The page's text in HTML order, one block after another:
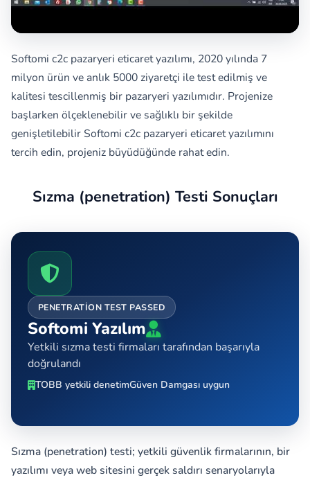
Softomi c2c pazaryeri eticaret yazılımı, 2020 yılında 7
milyon ürün ve anlık 5000 ziyaretçi ile test edilmiş ve
kalitesi tescillenmiş bir pazaryeri yazılımıdır. Projenize
başlarken ölçeklenebilir ve sağlıklı bir şekilde
genişletilebilir Softomi c2c pazaryeri eticaret yazılımını
tercih edin, projeniz büyüdüğünde rahat edin.
Sızma (penetration) Testi Sonuçları
PENETRATION TEST PASSED
Softomi Yazılım
Yetkili sızma testi firmaları tarafından başarıyla
doğrulandı
TOBB yetkili denetimGüven Damgası uygun
Sızma (penetration) testi; yetkili güvenlik firmalarının, bir
yazılımı veya web sitesini gerçek saldırı senaryolarıyla